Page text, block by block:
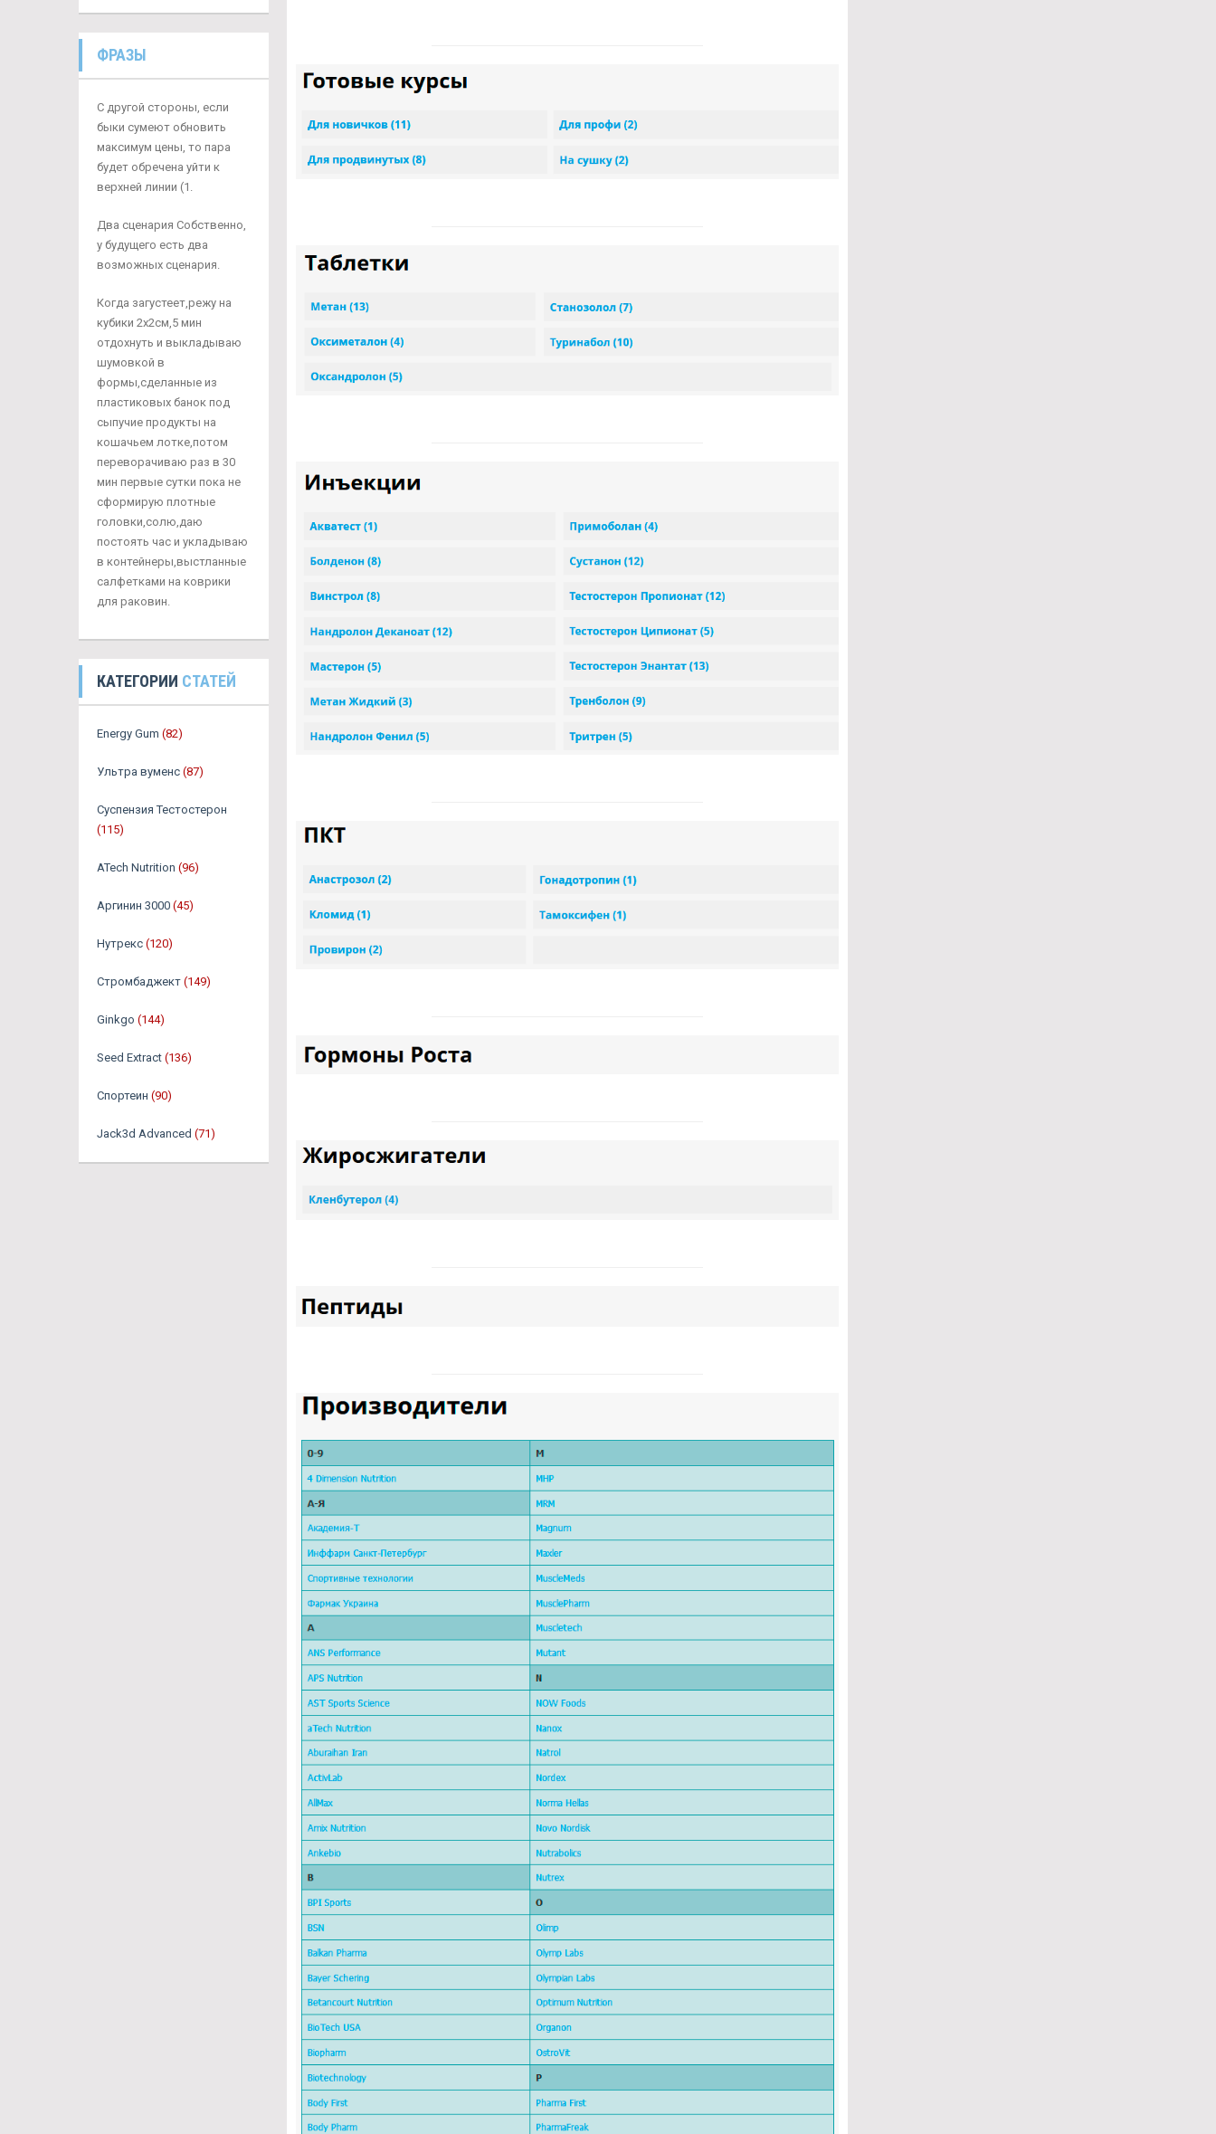
ФРАЗЫ
С другой стороны, если
быки сумеют обновить
максимум цены, то пара
будет обречена уйти к
верхней линии (1.
Два сценария Собственно,
у будущего есть два
возможных сценария.
Когда загустеет,режу на
кубики 2х2см,5 мин
отдохнуть и выкладываю
шумовкой в
формы,сделанные из
пластиковых банок под
сыпучие продукты на
кошачьем лотке,потом
переворачиваю раз в 30
мин первые сутки пока не
сформирую плотные
головки,солю,даю
постоять час и укладываю
в контейнеры,выстланные
салфетками на коврики
для раковин.
КАТЕГОРИИ СТАТЕЙ
Energy Gum (82)
Ультра вуменс (87)
Суспензия Тестостерон
(115)
ATech Nutrition (96)
Аргинин 3000 (45)
Нутрекс (120)
Стромбаджект (149)
Ginkgo (144)
Seed Extract (136)
Спортеин (90)
Jack3d Advanced (71)